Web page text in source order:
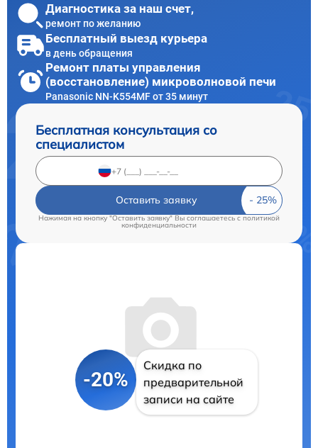
Диагностика за наш счет,
ремонт по желанию
Бесплатный выезд курьера
в день обращения
Ремонт платы управления
(восстановление) микроволновой печи
Panasonic NN-K554MF от 35 минут
Бесплатная консультация со
специалистом
Оставить заявку
Нажимая на кнопку "Оставить заявку" Вы соглашаетесь cполитикой
конфиденциальности
-20%
Скидка по
предварительной
записи на сайте